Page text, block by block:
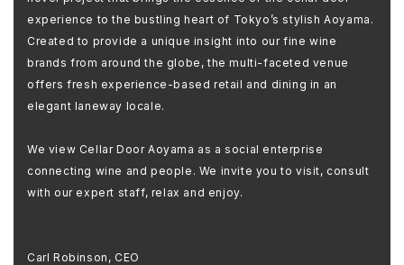
experience to the bustling heart of Tokyo’s stylish Aoyama.
Created to provide a unique insight into our fine wine
brands from around the globe, the multi-faceted venue
offers fresh experience-based retail and dining in an
elegant laneway locale.
We view Cellar Door Aoyama as a social enterprise
connecting wine and people. We invite you to visit, consult
with our expert staff, relax and enjoy.
Carl Robinson, CEO